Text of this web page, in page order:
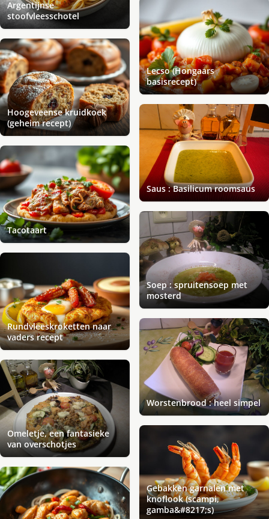
Argentijnse
stoofvleesschotel
Lecso (Hongaars
basisrecept)
Hoogeveense kruidkoek
(geheim recept)
Saus : Basilicum roomsaus
Tacotaart
Soep : spruitensoep met
mosterd
Rundvleeskroketten naar
vaders recept
Worstenbrood : heel simpel
Omeletje, een fantasieke
van overschotjes
Gebakken garnalen met
knoflook (scampi,
gamba&#8217;s)